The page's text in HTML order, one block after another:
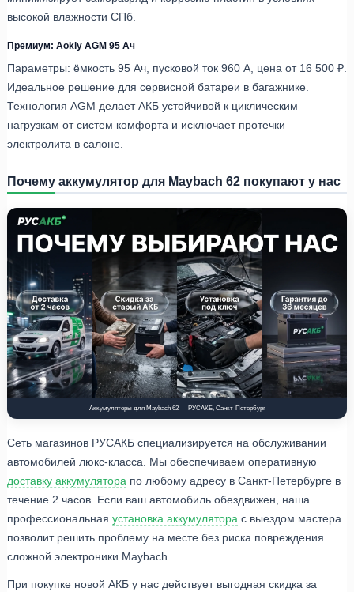
высокой влажности СПб.
Премиум: Aokly AGM 95 Ач
Параметры: ёмкость 95 Ач, пусковой ток 960 A, цена от 16 500 ₽.
Идеальное решение для сервисной батареи в багажнике.
Технология AGM делает АКБ устойчивой к циклическим
нагрузкам от систем комфорта и исключает протечки
электролита в салоне.
Почему аккумулятор для Maybach 62 покупают у нас
Аккумуляторы для Maybach 62 — РУСАКБ, Санкт-Петербург
Сеть магазинов РУСАКБ специализируется на обслуживании
автомобилей люкс-класса. Мы обеспечиваем оперативную
доставку аккумулятора по любому адресу в Санкт-Петербурге в
течение 2 часов. Если ваш автомобиль обездвижен, наша
профессиональная установка аккумулятора с выездом мастера
позволит решить проблему на месте без риска повреждения
сложной электроники Maybach.
При покупке новой АКБ у нас действует выгодная скидка за